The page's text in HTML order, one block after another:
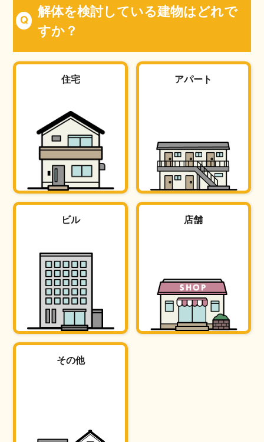
解体を検討している建物はどれで
すか？
住宅 アパート
ビル 店舗
その他